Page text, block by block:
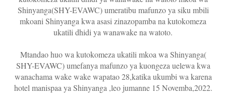
Shinyanga(SHY-EVAWC) umeratibu mafunzo ya siku mbili
mkoani Shinyanga kwa asasi zinazopamba na kutokomeza
ukatili dhidi ya wanawake na watoto.
Mtandao huo wa kutokomeza ukatili mkoa wa Shinyanga(
SHY-EVAWC) umefanya mafunzo ya kuongeza uelewa kwa
wanachama wake wake wapatao 28,katika ukumbi wa karena
hotel manispaa ya Shinyanga ,leo jumanne 15 Novemba,2022.